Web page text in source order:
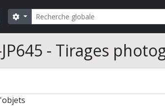
Rechercher
Search options
JP645 - Tirages
fouilles
de terrain